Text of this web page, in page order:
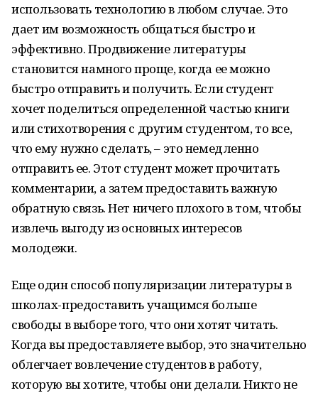
использовать технологию в любом случае. Это
дает им возможность общаться быстро и
эффективно. Продвижение литературы
становится намного проще, когда ее можно
быстро отправить и получить. Если студент
хочет поделиться определенной частью книги
или стихотворения с другим студентом, то все,
что ему нужно сделать, – это немедленно
отправить ее. Этот студент может прочитать
комментарии, а затем предоставить важную
обратную связь. Нет ничего плохого в том, чтобы
извлечь выгоду из основных интересов
молодежи.
Еще один способ популяризации литературы в
школах-предоставить учащимся больше
свободы в выборе того, что они хотят читать.
Когда вы предоставляете выбор, это значительно
облегчает вовлечение студентов в работу,
которую вы хотите, чтобы они делали. Никто не